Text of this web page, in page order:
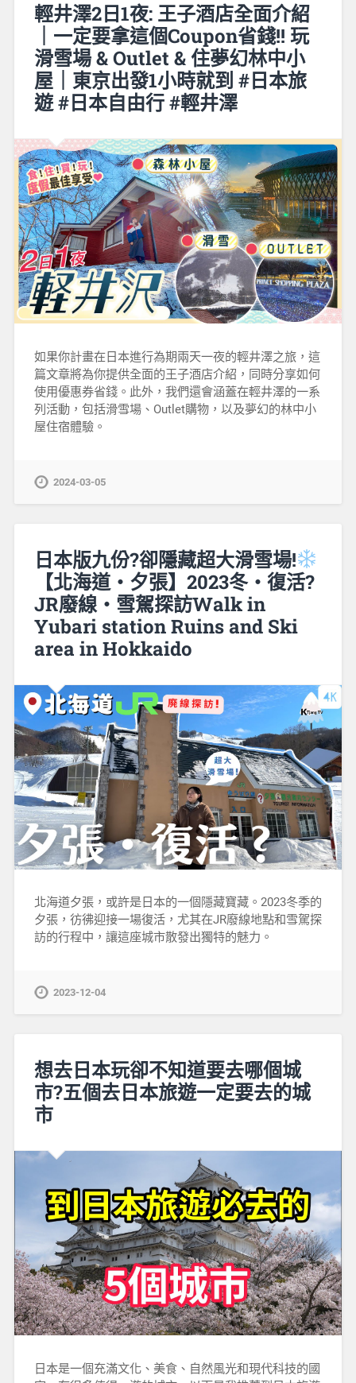
輕井澤2日1夜: 王子酒店全面介紹
｜一定要拿這個Coupon省錢!! 玩
滑雪場 & Outlet & 住夢幻林中小
屋｜東京出發1小時就到 #日本旅
遊 #日本自由行 #輕井澤
如果你計畫在日本進行為期兩天一夜的輕井澤之旅，這
篇文章將為你提供全面的王子酒店介紹，同時分享如何
使用優惠券省錢。此外，我們還會涵蓋在輕井澤的一系
列活動，包括滑雪場、Outlet購物，以及夢幻的林中小
屋住宿體驗。
2024-03-05
日本版九份?卻隱藏超大滑雪場!
【北海道‧夕張】2023冬‧復活?
JR廢線‧雪駕探訪Walk in
Yubari station Ruins and Ski
area in Hokkaido
北海道夕張，或許是日本的一個隱藏寶藏。2023冬季的
夕張，彷彿迎接一場復活，尤其在JR廢線地點和雪駕探
訪的行程中，讓這座城市散發出獨特的魅力。
2023-12-04
想去日本玩卻不知道要去哪個城
市?五個去日本旅遊一定要去的城
市
日本是一個充滿文化、美食、自然風光和現代科技的國